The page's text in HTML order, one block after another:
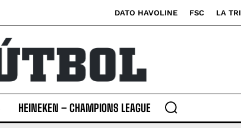
DATO HAVOLINE FSC LA TRI
HEINEKEN – CHAMPIONS LEAGUE